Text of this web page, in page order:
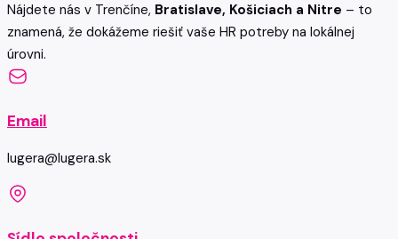
Nájdete nás v Trenčíne, Bratislave, Košiciach a Nitre – to
znamená, že dokážeme riešiť vaše HR potreby na lokálnej
úrovni.
Email
lugera@lugera.sk